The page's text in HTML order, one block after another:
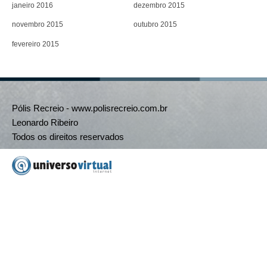
janeiro 2016 dezembro 2015
novembro 2015 outubro 2015
fevereiro 2015
Pólis Recreio - www.polisrecreio.com.br
Leonardo Ribeiro
Todos os direitos reservados